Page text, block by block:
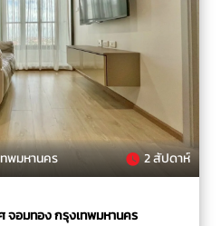
พมหานคร 2 สัปดาห์
จอมทอง กรุงเทพมหานคร